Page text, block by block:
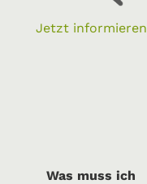
Jetzt informieren
Was muss ich